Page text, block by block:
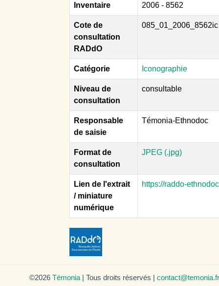
Inventaire 2006 - 8562
Cote de
consultation
RADdO
085_01_2006_8562ic
Catégorie Iconographie
Niveau de
consultation
consultable
Responsable
de saisie
Témonia-Ethnodoc
Format de
consultation
JPEG (.jpg)
Lien de l'extrait
/ miniature
numérique
https://raddo-
©2026 Témonia | Tous droits réservés | contact@temonia.fr